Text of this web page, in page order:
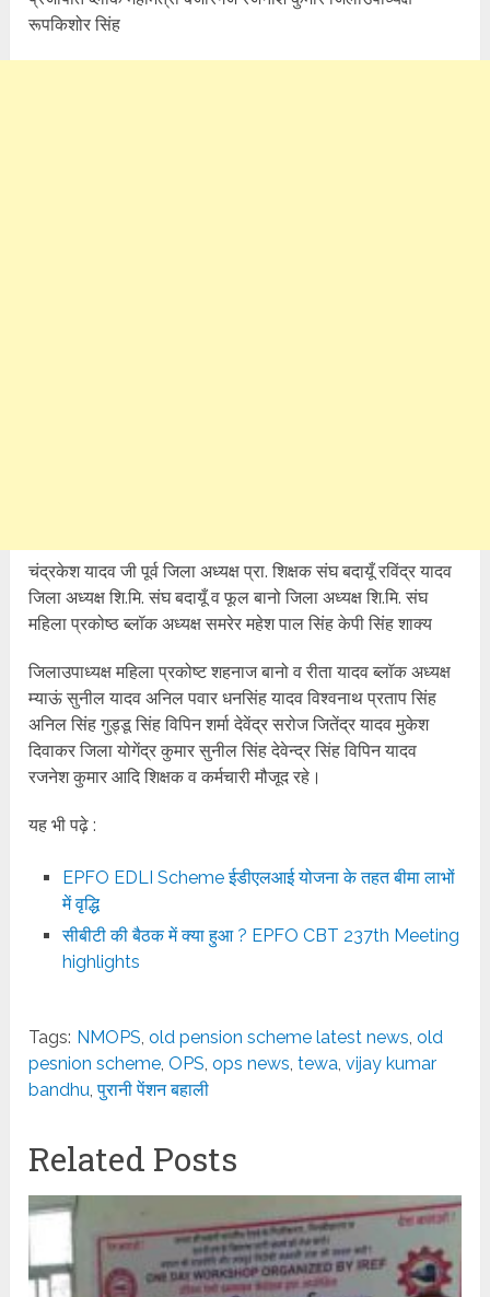
रूपकिशोर सिंह
चंद्रकेश यादव जी पूर्व जिला अध्यक्ष प्रा. शिक्षक संघ बदायूँ रविंद्र यादव
जिला अध्यक्ष शि.मि. संघ बदायूँ व फूल बानो जिला अध्यक्ष शि.मि. संघ
महिला प्रकोष्ठ ब्लॉक अध्यक्ष समरेर महेश पाल सिंह केपी सिंह शाक्य
जिलाउपाध्यक्ष महिला प्रकोष्ट शहनाज बानो व रीता यादव ब्लॉक अध्यक्ष
म्याऊं सुनील यादव अनिल पवार धनसिंह यादव विश्वनाथ प्रताप सिंह
अनिल सिंह गुड्डू सिंह विपिन शर्मा देवेंद्र सरोज जितेंद्र यादव मुकेश
दिवाकर जिला योगेंद्र कुमार सुनील सिंह देवेन्द्र सिंह विपिन यादव
रजनेश कुमार आदि शिक्षक व कर्मचारी मौजूद रहे।
यह भी पढ़े :
EPFO EDLI Scheme ईडीएलआई योजना के तहत बीमा लाभों
में वृद्धि
सीबीटी की बैठक में क्या हुआ ? EPFO CBT 237th Meeting
highlights
Tags: NMOPS,old pension scheme latest news,old
pesnion scheme,OPS,ops news,tewa,vijay kumar
bandhu,पुरानी पेंशन बहाली
Related Posts